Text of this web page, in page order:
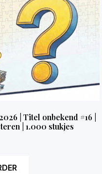
| Titel onbekend #16 |
| 1.000 stukjes